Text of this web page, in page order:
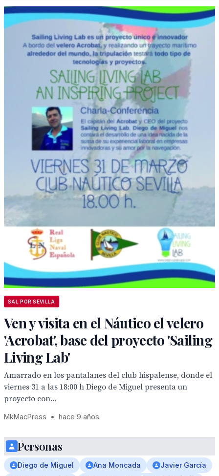
SAL POR SEVILLA
Ven y visita en el Náutico el velero
'Acrobat', base del proyecto 'Sailing
Living Lab'
Amarrado en los pantalanes del club hispalense, donde el
viernes 31 a las 18:00 h Diego de Miguel presenta un
proyecto con...
MkMacPress • hace 9 años
Personas
Diego de Miguel Ana Moncada
Javier García